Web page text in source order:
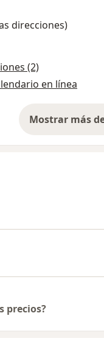
direcciones)
(2)
en línea
Mostrar más
precios?